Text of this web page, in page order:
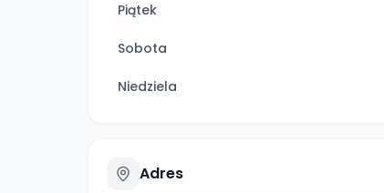
Piątek
Sobota
Niedziela
Adres